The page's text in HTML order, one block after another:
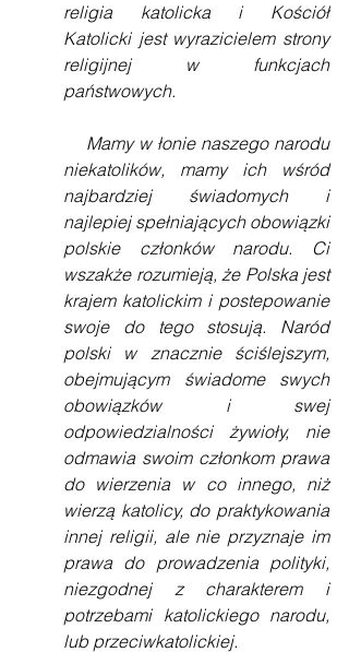
religia katolicka i Kościół
Katolicki jest wyrazicielem strony
religijnej w funkcjach
państwowych.
Mamy w łonie naszego narodu
niekatolików, mamy ich wśród
najbardziej świadomych i
najlepiej spełniających obowiązki
polskie członków narodu. Ci
wszakże rozumieją, że Polska jest
krajem katolickim i postepowanie
swoje do tego stosują. Naród
polski w znacznie ściślejszym,
obejmującym świadome swych
obowiązków i swej
odpowiedzialności żywioły, nie
odmawia swoim członkom prawa
do wierzenia w co innego, niż
wierzą katolicy, do praktykowania
innej religii, ale nie przyznaje im
prawa do prowadzenia polityki,
niezgodnej z charakterem i
potrzebami katolickiego narodu,
lub przeciwkatolickiej.